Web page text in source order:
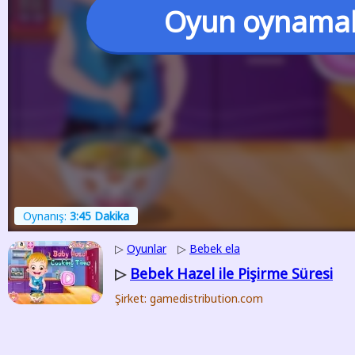
Oyun
Oynanış: 3:45 Dakika
▷ Oyunlar ▷ Bebek ela
▷ Bebek Hazel ile Pişirme Süresi
Şirket: gamedistribution.com